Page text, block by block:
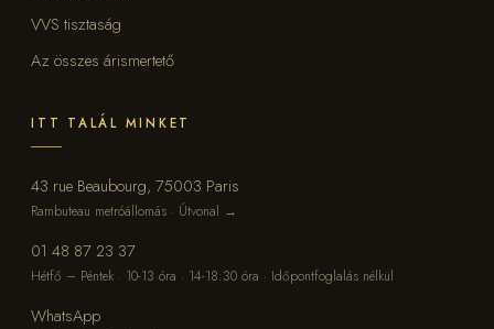
VVS tisztaság
Az összes árismertető
ITT TALÁL MINKET
43 rue Beaubourg, 75003 Paris
Rambuteau metróállomás · Útvonal →
01 48 87 23 37
Hétfő – Péntek · 10-13 óra · 14-18:30 óra · Időpontfoglalás nélkül
WhatsApp